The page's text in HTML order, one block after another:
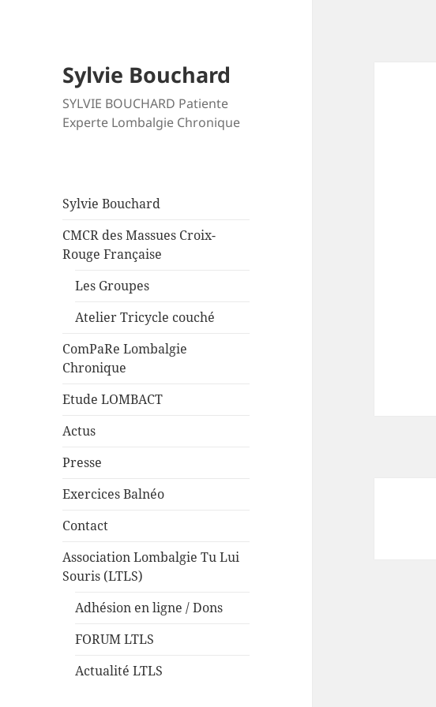
Sylvie Bouchard
SYLVIE BOUCHARD Patiente
Experte Lombalgie Chronique
Sylvie Bouchard
CMCR des Massues Croix-
Rouge Française
Les Groupes
Atelier Tricycle couché
ComPaRe Lombalgie
Chronique
Etude LOMBACT
Actus
Presse
Exercices Balnéo
Contact
Association Lombalgie Tu Lui
Souris (LTLS)
Adhésion en ligne / Dons
FORUM LTLS
Actualité LTLS